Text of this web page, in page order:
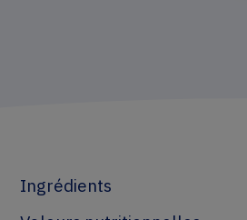
Ingrédients